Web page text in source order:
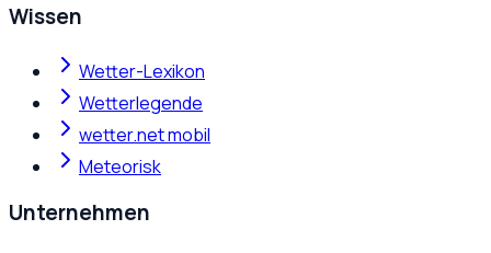
Wissen
Wetter-Lexikon
Wetterlegende
wetter.net mobil
Meteorisk
Unternehmen